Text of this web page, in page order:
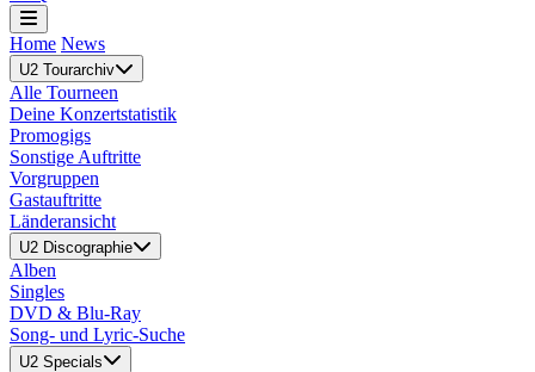
Home News
U2 Tourarchiv
Alle Tourneen
Deine Konzertstatistik
Promogigs
Sonstige Auftritte
Vorgruppen
Gastauftritte
Länderansicht
U2 Discographie
Alben
Singles
DVD & Blu-Ray
Song- und Lyric-Suche
U2 Specials